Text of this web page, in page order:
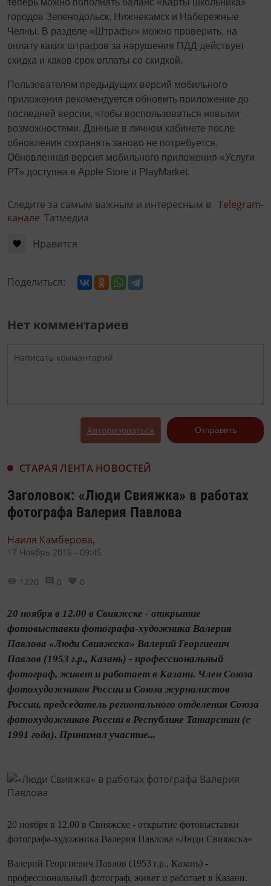
теперь можно пополнять баланс «Карты школьника»
городов Зеленодольск, Нижнекамск и Набережные
Челны. В разделе «Штрафы» можно проверить, на
оплату каких штрафов за нарушения ПДД действует
скидка и каков срок оплаты со скидкой.
Пользователям предыдущих версий мобильного
приложения рекомендуется обновить приложение до
последней версии, чтобы воспользоваться новыми
возможностями. Данные в личном кабинете после
обновления сохранять заново не потребуется.
Обновленная версия мобильного приложения «Услуги
РТ» доступна в Apple Store и PlayMarket.
Следите за самым важным и интересным в Telegram-
канале Татмедиа
Нравится
Поделиться:
Нет комментариев
Авторизоваться Отправить
СТАРАЯ ЛЕНТА НОВОСТЕЙ
Заголовок: «Люди Свияжка» в работах
фотографа Валерия Павлова
Наиля Камберова,
17 Ноябрь 2016 - 09:45
1220 0 0
20 ноября в 12.00 в Свияжске - открытие
фотовыставки фотографа-художника Валерия
Павлова «Люди Свияжска» Валерий Георгиевич
Павлов (1953 г.р., Казань) - профессиональный
фотограф, живет и работает в Казани. Член Союза
фотохудожников России и Союза журналистов
России, председатель регионального отделения Союза
фотохудожников России в Республике Татарстан (с
1991 года). Принимал участие...
20 ноября в 12.00 в Свияжске - открытие фотовыставки
фотографа-художника Валерия Павлова «Люди Свияжска»
Валерий Георгиевич Павлов (1953 г.р., Казань) -
профессиональный фотограф, живет и работает в Казани.